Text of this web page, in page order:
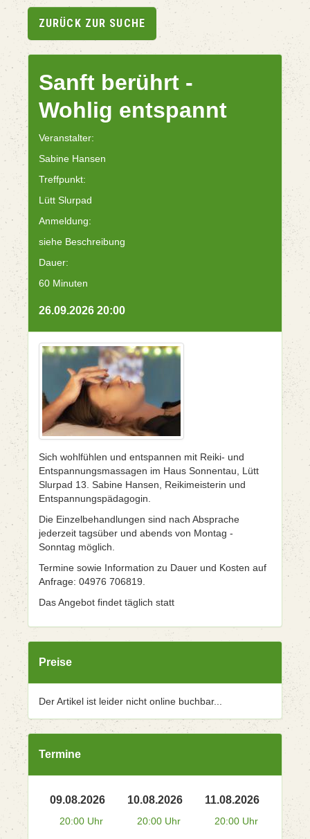
ZURÜCK ZUR SUCHE
Sanft berührt -
Wohlig entspannt
Veranstalter:
Sabine Hansen
Treffpunkt:
Lütt Slurpad
Anmeldung:
siehe Beschreibung
Dauer:
60 Minuten
26.09.2026 20:00
Sich wohlfühlen und entspannen mit Reiki- und
Entspannungsmassagen im Haus Sonnentau, Lütt
Slurpad 13. Sabine Hansen, Reikimeisterin und
Entspannungspädagogin.
Die Einzelbehandlungen sind nach Absprache
jederzeit tagsüber und abends von Montag -
Sonntag möglich.
Termine sowie Information zu Dauer und Kosten auf
Anfrage: 04976 706819.
Das Angebot findet täglich statt
Preise
Der Artikel ist leider nicht online buchbar...
Termine
09.08.2026
20:00 Uhr
10.08.2026
20:00 Uhr
11.08.2026
20:00 Uhr